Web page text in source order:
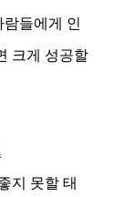
들에게 인
크게 성공할
지 못할 태